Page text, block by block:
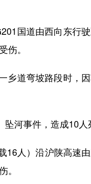
国道由西向东行
伤。
道弯坡路段时，
河事件，造成10人
人）沿沪陕高速
。